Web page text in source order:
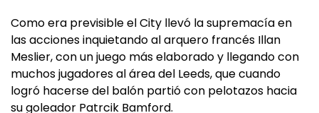
Como era previsible el City llevó la supremacía en
las acciones inquietando al arquero francés Illan
Meslier, con un juego más elaborado y llegando con
muchos jugadores al área del Leeds, que cuando
logró hacerse del balón partió con pelotazos hacia
su goleador Patrcik Bamford.